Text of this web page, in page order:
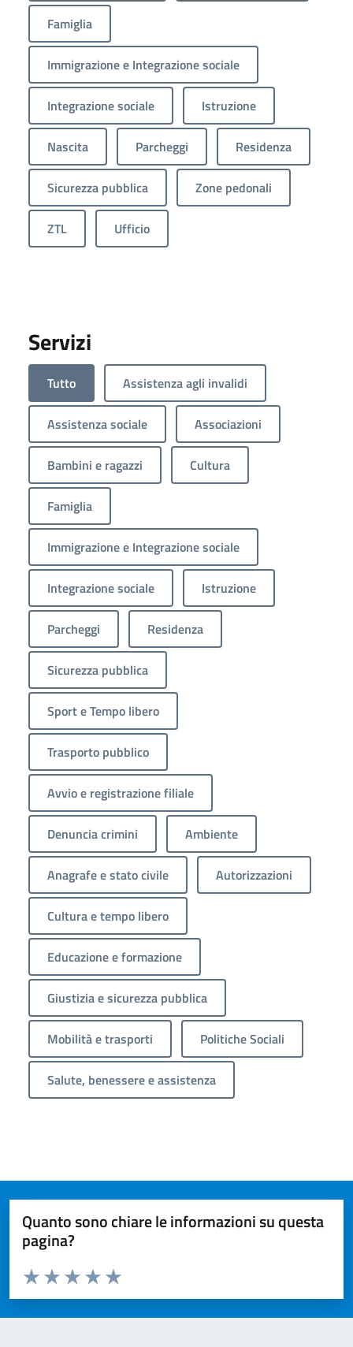
Famiglia
Immigrazione e Integrazione sociale
Integrazione sociale Istruzione
Nascita Parcheggi Residenza
Sicurezza pubblica Zone pedonali
ZTL Ufficio
Servizi
Tutto Assistenza agli invalidi
Assistenza sociale Associazioni
Bambini e ragazzi Cultura
Famiglia
Immigrazione e Integrazione sociale
Integrazione sociale Istruzione
Parcheggi Residenza
Sicurezza pubblica
Sport e Tempo libero
Trasporto pubblico
Avvio e registrazione filiale
Denuncia crimini Ambiente
Anagrafe e stato civile Autorizzazioni
Cultura e tempo libero
Educazione e formazione
Giustizia e sicurezza pubblica
Mobilità e trasporti Politiche Sociali
Salute, benessere e assistenza
Quanto sono chiare le informazioni su questa
pagina?
Valuta da 1 a 5 stelle la pagina
Valuta 5 stelle su 5
Valuta 4 stelle su 5
Valuta 3 stelle su 5
Valuta 2 stelle su 5
Valuta 1 stelle su 5